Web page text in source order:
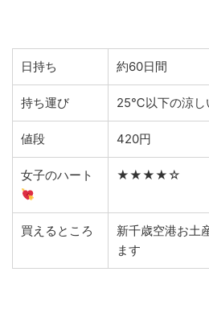
日持ち 約60日間
持ち運び 25℃以下の涼し
値段 420円
女子のハート ★★★★☆
買えるところ
新千歳空港お土
ます